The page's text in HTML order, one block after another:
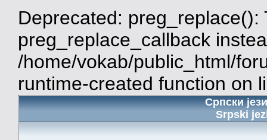
Deprecated:
preg_replace_callback
/home/vokab/public_html/
runtime-created function on
Српски
Srpski